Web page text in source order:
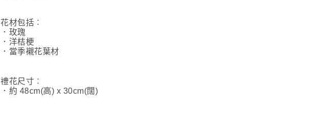
花材包括︰
．玫瑰
．洋桔梗
．當季襯花葉材
禮花尺寸︰
．約 48cm(高) x 30cm(闊)